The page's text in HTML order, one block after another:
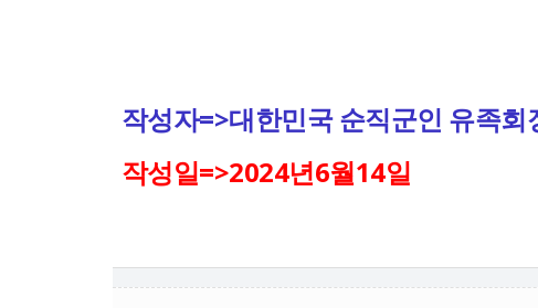
작성자=>대한민국 순직군인 유족회
작성일=>2024년6월14일